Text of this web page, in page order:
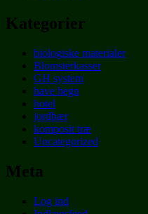
Kategorier
biologiske materialer
Blomsterkasser
GH system
have hegn
hotel
jordbær
komposit træ
Uncategorized
Meta
Log ind